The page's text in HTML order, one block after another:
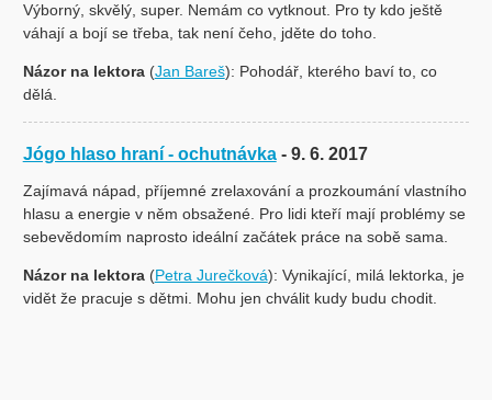
Výborný, skvělý, super. Nemám co vytknout. Pro ty kdo ještě
váhají a bojí se třeba, tak není čeho, jděte do toho.
Názor na lektora(Jan Bareš): Pohodář, kterého baví to, co
dělá.
Jógo hlaso hraní - ochutnávka - 9. 6. 2017
Zajímavá nápad, příjemné zrelaxování a prozkoumání vlastního
hlasu a energie v něm obsažené. Pro lidi kteří mají problémy se
sebevědomím naprosto ideální začátek práce na sobě sama.
Názor na lektora(Petra Jurečková): Vynikající, milá lektorka, je
vidět že pracuje s dětmi. Mohu jen chválit kudy budu chodit.